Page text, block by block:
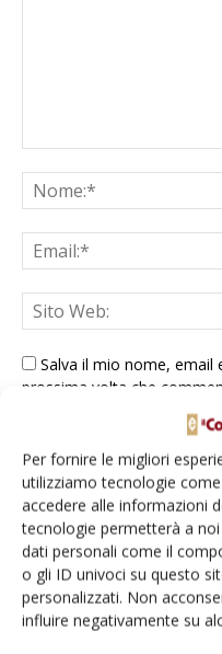
Per fornire le migliori
utilizziamo tecnologie
accedere alle informazioni
tecnologie permetterà a
dati personali come il
o gli ID univoci su questo
personalizzati. Non
influire negativamente su
Salva il mio nome, email
prossima volta che
E-magazine
Tecniche, prodotti e